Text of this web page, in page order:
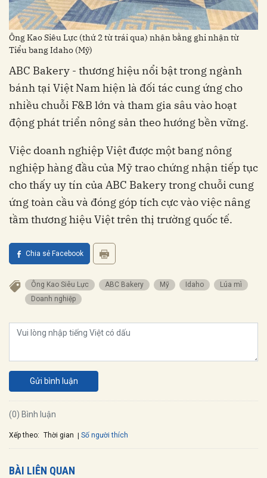
Ông Kao Siêu Lực (thứ 2 từ trái qua) nhận bằng ghi nhận từ
Tiểu bang Idaho (Mỹ)
ABC Bakery - thương hiệu nổi bật trong ngành
bánh tại Việt Nam hiện là đối tác cung ứng cho
nhiều chuỗi F&B lớn và tham gia sâu vào hoạt
động phát triển nông sản theo hướng bền vững.
Việc doanh nghiệp Việt được một bang nông
nghiệp hàng đầu của Mỹ trao chứng nhận tiếp tục
cho thấy uy tín của ABC Bakery trong chuỗi cung
ứng toàn cầu và đóng góp tích cực vào việc nâng
tầm thương hiệu Việt trên thị trường quốc tế.
Chia sẻ Facebook
Ông Kao Siêu Lực ABC Bakery Mỹ Idaho
Lúa mì
Doanh nghiệp
Gửi bình luận
(0) Bình luận
Xếp theo: Thời gian Số người thích
BÀI LIÊN QUAN